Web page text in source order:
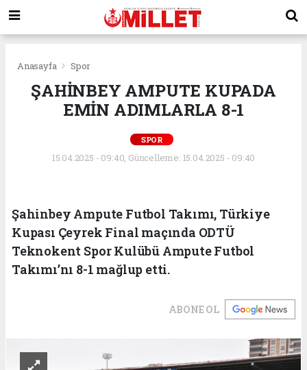
Anasayfa Spor
ŞAHİNBEY AMPUTE KUPADA
EMİN ADIMLARLA 8-1
SPOR
15.04.2025 - 09:40, Güncelleme: 15.04.2025 - 09:40
Şahinbey Ampute Futbol Takımı, Türkiye
Kupası Çeyrek Final maçında ODTÜ
Teknokent Spor Kulübü Ampute Futbol
Takımı’nı 8-1 mağlup etti.
ABONE OL